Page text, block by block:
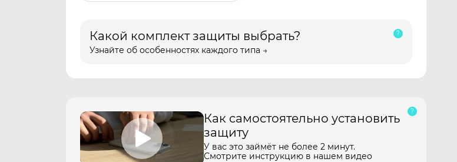
Какой комплект защиты выбрать?
Узнайте об особенностях каждого типа →
Как самостоятельно установить
защиту
У вас это займёт не более 2 минут.
Смотрите инструкцию в нашем видео